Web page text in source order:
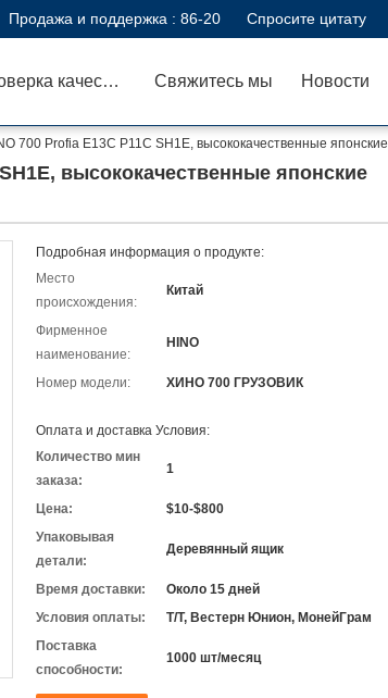
Продажа и поддержка : 86-20 Спросите цитату
Проверка качества Свяжитесь мы Новости
700 Profia E13C P11C SH1E, высококачественные японские
высококачественные японские
Подробная информация о продукте:
Место
происхождения:
Китай
Фирменное
наименование:
HINO
Номер модели: ХИНО 700 ГРУЗОВИК
Оплата и доставка Условия:
Количество мин
заказа:
1
Цена:
$10-$800
Упаковывая
детали:
Деревянный ящик
Время доставки:
Около 15 дней
Условия оплаты:
Т/Т, Вестерн Юнион, МонейГрам
Поставка
способности:
1000 шт/месяц